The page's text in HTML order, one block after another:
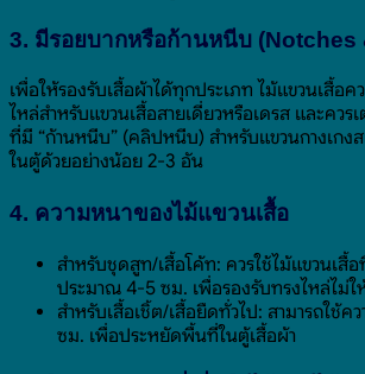
3. มีรอยบากหรือก้านหนีบ (Notches
เพื่อให้รองรับเสื้อผ้าได้ทุกประเภท ไม้แขวนเสื้อค
ไหล่สำหรับแขวนเสื้อสายเดี่ยวหรือเดรส และควร
ที่มี “ก้านหนีบ” (คลิปหนีบ) สำหรับแขวนกางเกงส
ในตู้ด้วยอย่างน้อย 2-3 อัน
4. ความหนาของไม้แขวนเสื้อ
สำหรับชุดสูท/เสื้อโค้ท: ควรใช้ไม้แขวนเสื้
ประมาณ 4-5 ซม. เพื่อรองรับทรงไหล่ไม่ใ
สำหรับเสื้อเชิ้ต/เสื้อยืดทั่วไป: สามารถใช้ค
ซม. เพื่อประหยัดพื้นที่ในตู้เสื้อผ้า